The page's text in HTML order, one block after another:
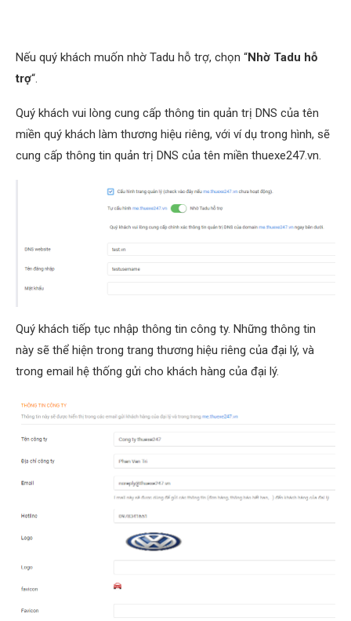
Nếu quý khách muốn nhờ Tadu hỗ trợ, chọn “Nhờ Tadu hỗ
trợ“.
Quý khách vui lòng cung cấp thông tin quản trị DNS của tên
miền quý khách làm thương hiệu riêng, với ví dụ trong hình, sẽ
cung cấp thông tin quản trị DNS của tên miền thuexe247.vn.
Quý khách tiếp tục nhập thông tin công ty. Những thông tin
này sẽ thể hiện trong trang thương hiệu riêng của đại lý, và
trong email hệ thống gửi cho khách hàng của đại lý.